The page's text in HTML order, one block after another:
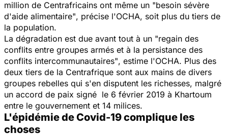
million de Centrafricains ont même un "besoin sévère
d'aide alimentaire", précise l'OCHA, soit plus du tiers de
la population.
La dégradation est due avant tout à un "regain des
conflits entre groupes armés et à la persistance des
conflits intercommunautaires", estime l'OCHA. Plus des
deux tiers de la Centrafrique sont aux mains de divers
groupes rebelles qui s'en disputent les richesses, malgré
un accord de paix signé le 6 février 2019 à Khartoum
entre le gouvernement et 14 milices.
L'épidémie de Covid-19 complique les
choses